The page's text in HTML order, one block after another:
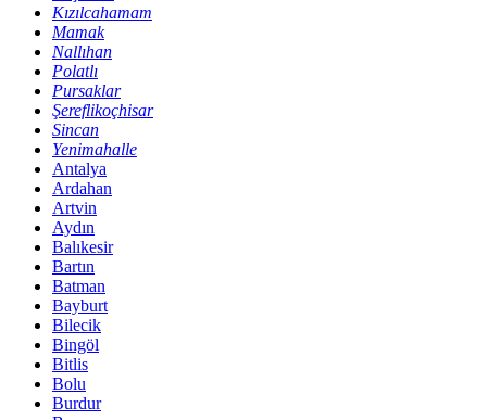
Kızılcahamam
Mamak
Nallıhan
Polatlı
Pursaklar
Şereflikoçhisar
Sincan
Yenimahalle
Antalya
Ardahan
Artvin
Aydın
Balıkesir
Bartın
Batman
Bayburt
Bilecik
Bingöl
Bitlis
Bolu
Burdur